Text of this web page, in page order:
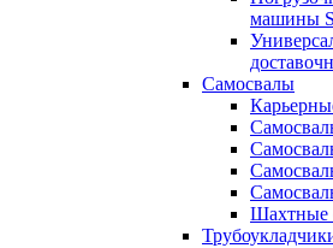
машины
Самосвалы
Шахтные